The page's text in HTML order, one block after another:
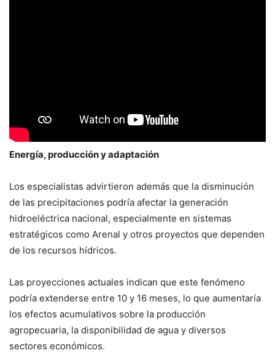
Energía, producción y adaptación
Los especialistas advirtieron además que la disminución
de las precipitaciones podría afectar la generación
hidroeléctrica nacional, especialmente en sistemas
estratégicos como Arenal y otros proyectos que dependen
de los recursos hídricos.
Las proyecciones actuales indican que este fenómeno
podría extenderse entre 10 y 16 meses, lo que aumentaría
los efectos acumulativos sobre la producción
agropecuaria, la disponibilidad de agua y diversos
sectores económicos.